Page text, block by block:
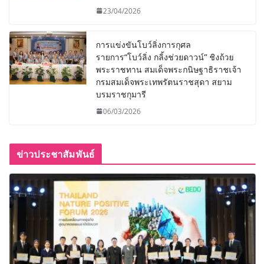
23/04/2026
การแข่งขันโบว์ลิ่งการกุศล
รายการ“โบว์ลิ่ง กลิ้งช่วยดาวน์” ชิงถ้วย
พระราชทาน สมเด็จพระกนิษฐาธิราชเจ้า
กรมสมเด็จพระเทพรัตนราชสุดา สยาม
บรมราชกุมารี
06/03/2026
ข่าวประชาสัมพันธ์